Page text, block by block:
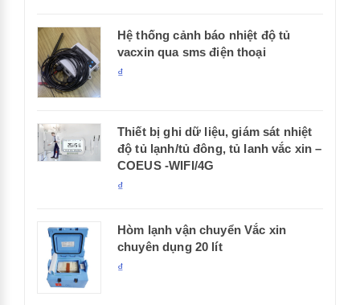
Hệ thống cảnh báo nhiệt độ tủ
vacxin qua sms điện thoại
₫
Thiết bị ghi dữ liệu, giám sát nhiệt
độ tủ lạnh/tủ đông, tủ lanh vắc xin –
COEUS -WIFI/4G
₫
Hòm lạnh vận chuyển Vắc xin
chuyên dụng 20 lít
₫